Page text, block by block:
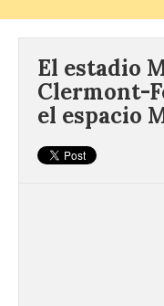
El estadio
Clermont-
el espacio